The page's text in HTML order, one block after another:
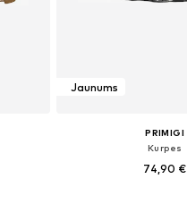
Jaunums
PRIMIGI
Kurpes
74,90 €